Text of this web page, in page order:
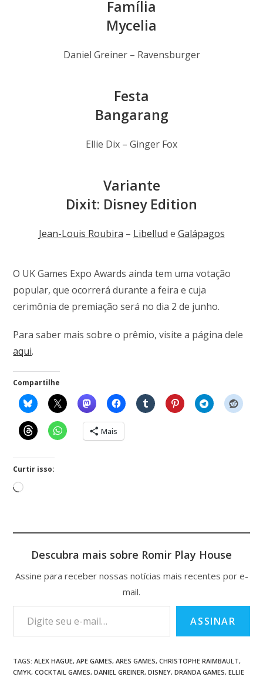
Família
Mycelia
Daniel Greiner – Ravensburger
Festa
Bangarang
Ellie Dix – Ginger Fox
Variante
Dixit: Disney Edition
Jean-Louis Roubira – Libellud e Galápagos
O UK Games Expo Awards ainda tem uma votação
popular, que ocorrerá durante a feira e cuja
cerimônia de premiação será no dia 2 de junho.
Para saber mais sobre o prêmio, visite a página dele
aqui.
Compartilhe
Mais
Curtir isso:
Descubra mais sobre Romir Play House
Assine para receber nossas notícias mais recentes por e-
mail.
ASSINAR
TAGS:ALEX HAGUE, APE GAMES, ARES GAMES, CHRISTOPHE RAIMBAULT,
CMYK, COCKTAIL GAMES, DANIEL GREINER, DISNEY, DRANDA GAMES, ELLIE